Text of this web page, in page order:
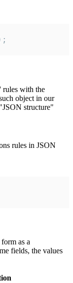
rules with the
object in our
structure"
rules in JSON
as a
fields, the values